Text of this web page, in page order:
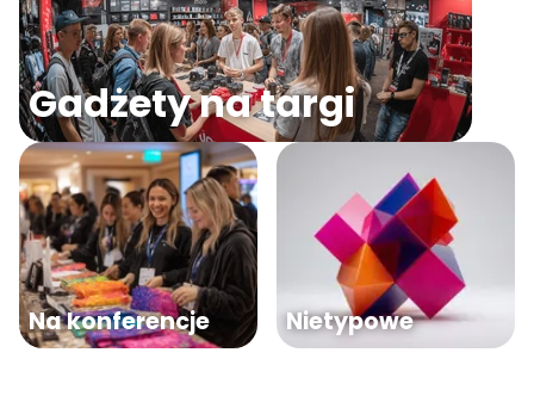
Gadżety na targi
Na konferencje Nietypowe